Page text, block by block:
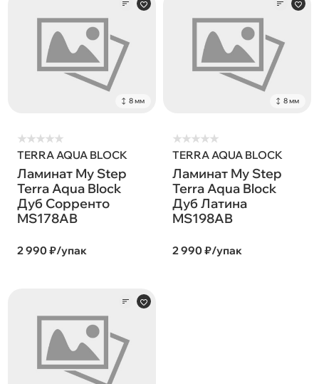
8 мм
★★★★★
TERRA AQUA BLOCK
Ламинат My Step
Terra Aqua Block
Дуб Сорренто
MS178AB
2 990 ₽/упак
8 мм
★★★★★
TERRA AQUA BLOCK
Ламинат My Step
Terra Aqua Block
Дуб Латина
MS198AB
2 990 ₽/упак